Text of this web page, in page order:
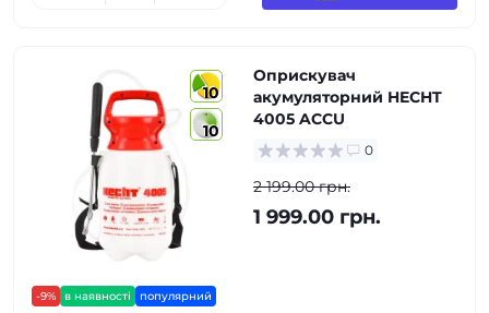
10
10
-9% в наявності популярний
Оприскувач
акумуляторний HECHT
4005 ACCU
0
2 199.00 грн.
1 999.00 грн.